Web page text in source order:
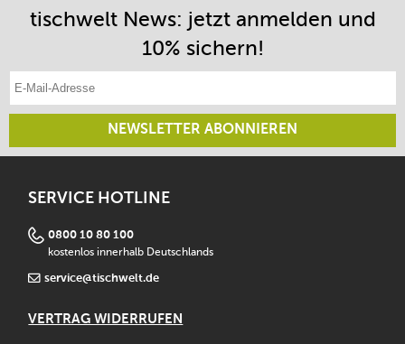
tischwelt News: jetzt anmelden und
10% sichern!
NEWSLETTER ABONNIEREN
SERVICE HOTLINE
0800 10 80 100
kostenlos innerhalb Deutschlands
service@tischwelt.de
VERTRAG WIDERRUFEN